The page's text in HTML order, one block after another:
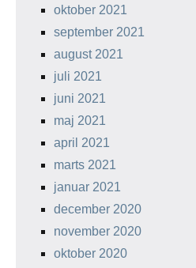
oktober 2021
september 2021
august 2021
juli 2021
juni 2021
maj 2021
april 2021
marts 2021
januar 2021
december 2020
november 2020
oktober 2020